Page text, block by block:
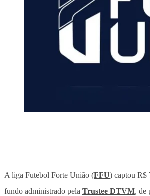
A liga Futebol Forte União (FFU) captou R$
fundo administrado pela Trustee DTVM, de